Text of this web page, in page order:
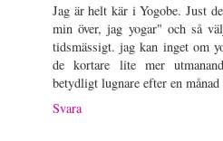
Jag är helt kär i Yogobe. Just
min över, jag yogar" och så
tidsmässigt. jag kan inget om
de kortare lite mer
betydligt lugnare efter en månad
Svara